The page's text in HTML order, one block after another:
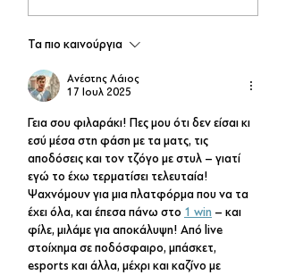
βραδιά κάτω από τα
Τα πιο καινούργια
Ανέστης Λάιος
17 Ιουλ 2025
Γεια σου φιλαράκι! Πες μου ότι δεν είσαι κι
εσύ μέσα στη φάση με τα ματς, τις
αποδόσεις και τον τζόγο με στυλ – γιατί
εγώ το έχω τερματίσει τελευταία!
Ψαχνόμουν για μια πλατφόρμα που να τα
έχει όλα, και έπεσα πάνω στο 1 win – και
φίλε, μιλάμε για αποκάλυψη! Από live
στοίχημα σε ποδόσφαιρο, μπάσκετ,
esports και άλλα, μέχρι και καζίνο με